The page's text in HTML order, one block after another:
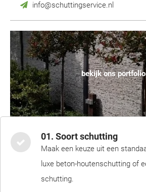
info@schuttingservice.nl
bekijk ons portfolio
01. Soort schutting
Maak een keuze uit een
luxe beton-houtenschutting of
schutting.